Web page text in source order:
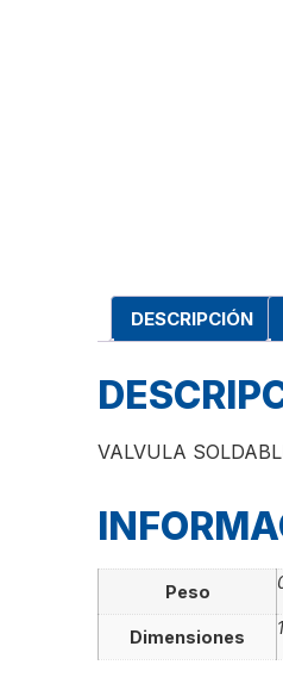
DESCRIPCIÓN
VALVULA
Peso
Dimensiones